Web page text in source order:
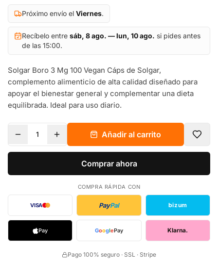
Próximo envío el Viernes.
Recíbelo entre sáb, 8 ago. — lun, 10 ago. si pides antes
de las 15:00.
Solgar Boro 3 Mg 100 Vegan Cáps de Solgar,
complemento alimenticio de alta calidad diseñado para
apoyar el bienestar general y complementar una dieta
equilibrada. Ideal para uso diario.
1 Añadir al carrito
Comprar ahora
COMPRA RÁPIDA CON
VISA PayPal bizum
Pay GooglePay Klarna.
Pago 100% seguro · SSL · Stripe